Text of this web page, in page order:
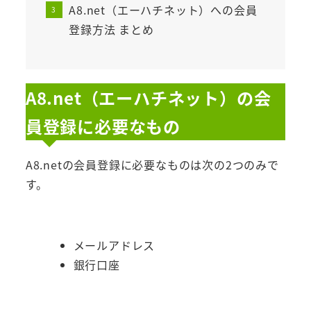
A8.net（エーハチネット）への会員
登録方法 まとめ
A8.net（エーハチネット）の会
員登録に必要なもの
A8.netの会員登録に必要なものは次の2つのみで
す。
メールアドレス
銀行口座